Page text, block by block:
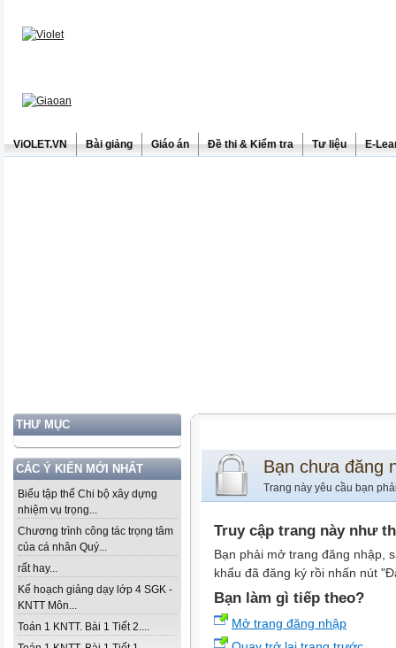
ViOLET.VN Bài giảng Giáo án Đề thi & Kiểm tra Tư liệu E-
THƯ MỤC
CÁC Ý KIẾN MỚI NHẤT
Biểu tập thể Chi bộ xây dựng
nhiệm vụ trọng...
Chương trình công tác trọng tâm
của cá nhân Quý...
rất hay...
Kế hoạch giảng dạy lớp 4 SGK -
KNTT Môn...
Toán 1 KNTT. Bài 1 Tiết 2....
Bạn chưa đăng
Trang này yêu cầu bạn
Truy cập trang này như
Bạn phải mở trang đăng nhập,
khẩu đã đăng ký rồi nhấn nút
Bạn làm gì tiếp theo?
Mở trang đăng nhập